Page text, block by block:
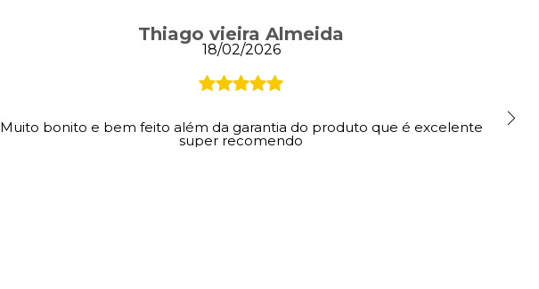
Thiago vieira Almeida
18/02/2026
Muito bonito e bem feito além da garantia do produto que é excelente
super recomendo